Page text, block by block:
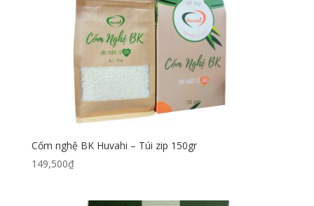
Cốm nghệ BK Huvahi – Túi zip 150gr
149,500₫